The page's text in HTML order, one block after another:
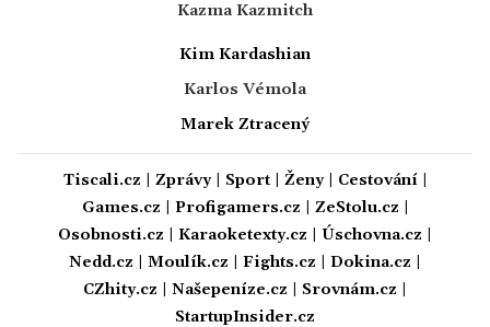
Kazma Kazmitch
Kim Kardashian
Karlos Vémola
Marek Ztracený
Tiscali.cz Zprávy| Sport| Ženy| Cestování|
Games.cz
Profigamers.cz ZeStolu.cz
Osobnosti.cz
Karaoketexty.cz Úschovna.cz
Nedd.cz
Moulík.cz Fights.cz Dokina.cz
CZhity.cz
Našepeníze.cz Srovnám.cz
StartupInsider.cz